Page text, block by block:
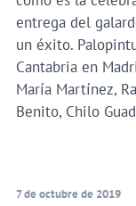
entrega del
un éxito.
Cantabria en
María Martínez,
Benito, Chilo
7 de octubre de 2019